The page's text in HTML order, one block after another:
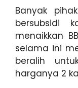
Banyak
bersubsidi
menaikkan
selama ini
beralih
harganya 2